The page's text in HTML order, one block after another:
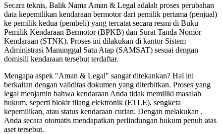
Secara teknis, Balik Nama Aman & Legal adalah proses perubahan
data kepemilikan kendaraan bermotor dari pemilik pertama (penjual)
ke pemilik kedua (pembeli) yang tercatat secara resmi di Buku
Pemilik Kendaraan Bermotor (BPKB) dan Surat Tanda Nomor
Kendaraan (STNK). Proses ini dilakukan di kantor Sistem
Administrasi Manunggal Satu Atap (SAMSAT) sesuai dengan
domisili kendaraan tersebut terdaftar.
Mengapa aspek "Aman & Legal" sangat ditekankan? Hal ini
berkaitan dengan validitas dokumen yang diterbitkan. Proses yang
legal menjamin bahwa kendaraan Anda tidak memiliki masalah
hukum, seperti blokir tilang elektronik (ETLE), sengketa
kepemilikan, atau status kendaraan curian. Dengan melakukan ,
Anda secara otomatis mendapatkan perlindungan hukum penuh atas
aset tersebut.